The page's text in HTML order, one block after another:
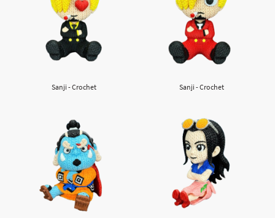
Sanji - Crochet Sanji - Crochet